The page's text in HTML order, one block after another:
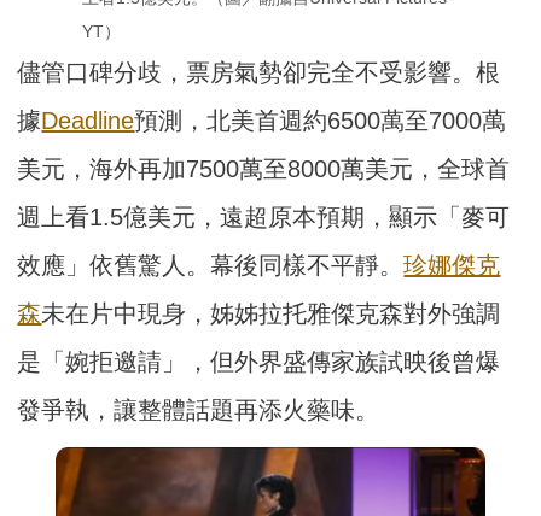
YT）
儘管口碑分歧，票房氣勢卻完全不受影響。根
據Deadline預測，北美首週約6500萬至7000萬
美元，海外再加7500萬至8000萬美元，全球首
週上看1.5億美元，遠超原本預期，顯示「麥可
效應」依舊驚人。幕後同樣不平靜。珍娜傑克
森未在片中現身，姊姊拉托雅傑克森對外強調
是「婉拒邀請」，但外界盛傳家族試映後曾爆
發爭執，讓整體話題再添火藥味。